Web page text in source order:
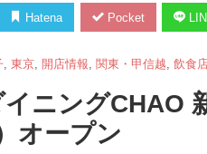
Hatena Pocket
, 東京, 開店情報 関東・甲信越 飲食
ニングCHAO
オープン